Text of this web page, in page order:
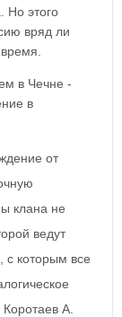
Но этого
вряд ли
в Чечне -
в
от
клана не
ведут
с которым все
А.